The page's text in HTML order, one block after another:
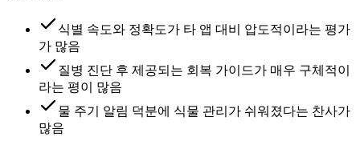
식별 속도와 정확도가 타 앱 대비 압도적이라는 평가
가 많음
질병 진단 후 제공되는 회복 가이드가 매우 구체적이
라는 평이 많음
물 주기 알림 덕분에 식물 관리가 쉬워졌다는 찬사가
많음